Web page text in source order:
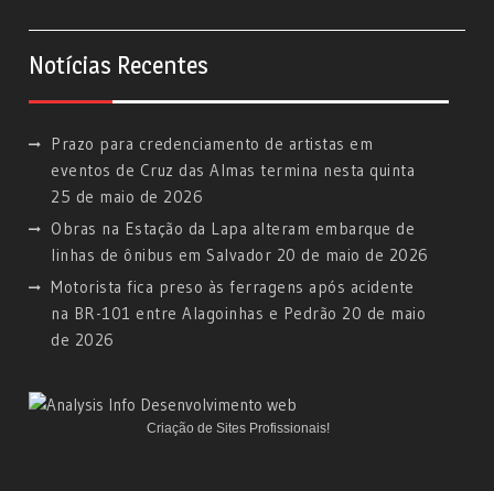
Notícias Recentes
Prazo para credenciamento de artistas em
eventos de Cruz das Almas termina nesta quinta
25 de maio de 2026
Obras na Estação da Lapa alteram embarque de
linhas de ônibus em Salvador 20 de maio de 2026
Motorista fica preso às ferragens após acidente
na BR-101 entre Alagoinhas e Pedrão 20 de maio
de 2026
Criação de Sites Profissionais!